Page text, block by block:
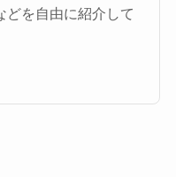
どを自由に紹介して